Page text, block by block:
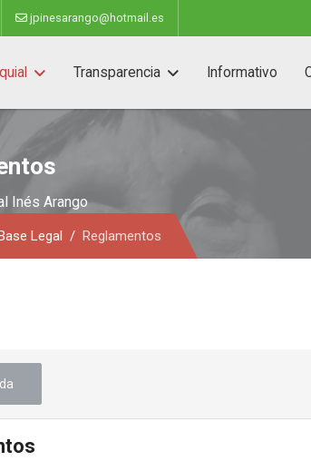
jpinesarango@hotmail.es
Transparencia Informativo
Inés Arango
Legal Reglamentos